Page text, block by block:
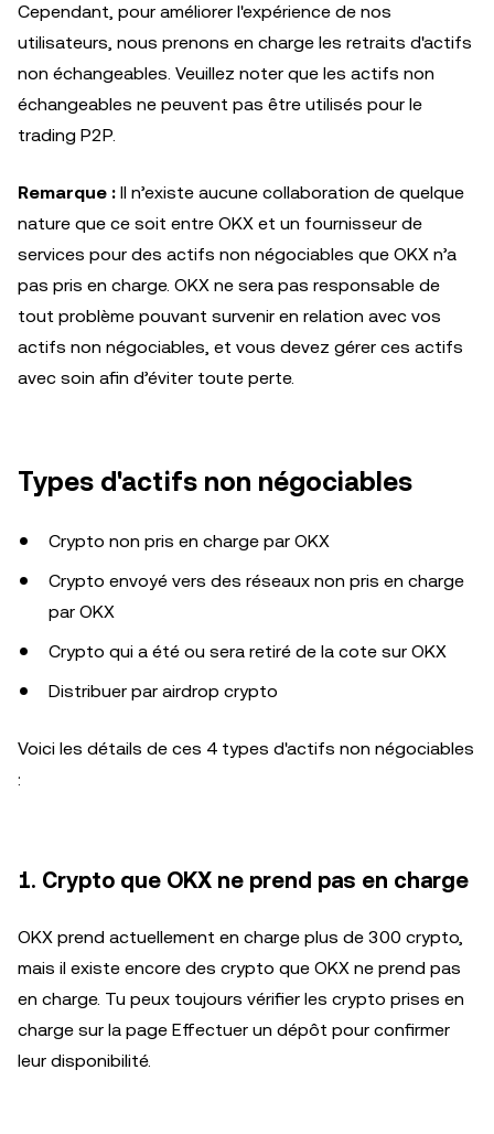
Cependant, pour améliorer l'expérience de nos
utilisateurs, nous prenons en charge les retraits d'actifs
non échangeables. Veuillez noter que les actifs non
échangeables ne peuvent pas être utilisés pour le
trading P2P.
Remarque : Il n’existe aucune collaboration de quelque
nature que ce soit entre OKX et un fournisseur de
services pour des actifs non négociables que OKX n’a
pas pris en charge. OKX ne sera pas responsable de
tout problème pouvant survenir en relation avec vos
actifs non négociables, et vous devez gérer ces actifs
avec soin afin d’éviter toute perte.
Types d'actifs non négociables
Crypto non pris en charge par OKX
Crypto envoyé vers des réseaux non pris en charge
par OKX
Crypto qui a été ou sera retiré de la cote sur OKX
Distribuer par airdrop crypto
Voici les détails de ces 4 types d'actifs non négociables
:
1. Crypto que OKX ne prend pas en charge
OKX prend actuellement en charge plus de 300 crypto,
mais il existe encore des crypto que OKX ne prend pas
en charge. Tu peux toujours vérifier les crypto prises en
charge sur la page Effectuer un dépôt pour confirmer
leur disponibilité.